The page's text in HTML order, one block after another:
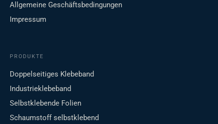
Allgemeine Geschäftsbedingungen
Impressum
PRODUKTE
Doppelseitiges Klebeband
Industrieklebeband
Selbstklebende Folien
Schaumstoff selbstklebend